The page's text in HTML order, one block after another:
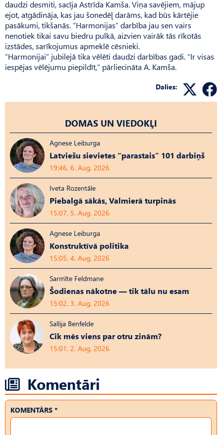
daudzi desmiti, sacīja Astrīda Kamša. Viņa savējiem, mājup
ejot, atgādināja, kas jau šonedēļ darāms, kad būs kārtējie
pasākumi, tikšanās. “Har­monijas” darbība jau sen vairs
nenotiek tikai savu biedru pulkā, aizvien vairāk tās rīkotās
izstādes, sarīkojumus apmeklē cēsnieki.
“Harmonijai” jubilejā tika vēlēti daudzi darbības gadi. “Ir visas
iespējas vēlējumu piepildīt,” pārliecināta A. Kamša.
Dalies:
DOMAS UN VIEDOKĻI
Agnese Leiburga
Latviešu sievietes “parastais” 101 darbiņš
19:46, 6. Aug, 2026
Iveta Rozentāle
Piebalgā sākās, Valmierā turpinās
15:07, 5. Aug, 2026
Agnese Leiburga
Konstruktīvā politika
15:05, 4. Aug, 2026
Sarmīte Feldmane
Šodienas nākotne — tik tālu nu esam
15:02, 3. Aug, 2026
Sallija Benfelde
Cik mēs viens par otru zinām?
15:01, 2. Aug, 2026
Komentāri
KOMENTĀRS *